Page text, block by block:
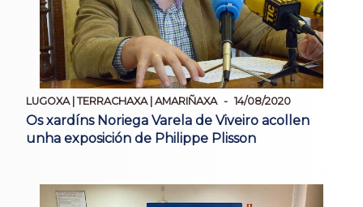
LUGOXA | TERRACHAXA | AMARIÑAXA 14/08/2020
Os xardíns Noriega Varela de Viveiro acollen
unha exposición de Philippe Plisson